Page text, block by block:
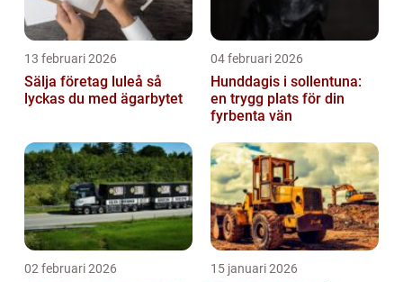
13 februari 2026
Sälja företag luleå så
lyckas du med ägarbytet
04 februari 2026
Hunddagis i sollentuna:
en trygg plats för din
fyrbenta vän
02 februari 2026 15 januari 2026